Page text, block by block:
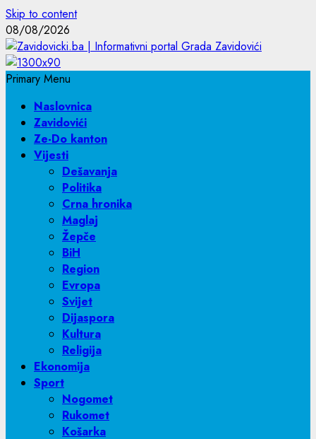
Skip to content
08/08/2026
Primary Menu
Naslovnica
Zavidovići
Ze-Do kanton
Vijesti
Dešavanja
Politika
Crna hronika
Maglaj
Žepče
BiH
Region
Evropa
Svijet
Dijaspora
Kultura
Religija
Ekonomija
Sport
Nogomet
Rukomet
Košarka